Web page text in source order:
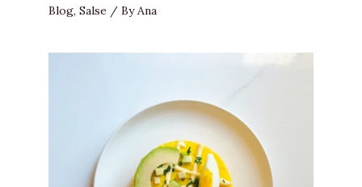
Blog, Salse / ByAna